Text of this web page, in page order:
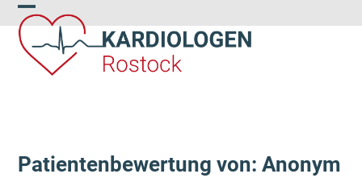
Skip
to
content
Open
mobile
menu
Close
mobile
menu
Patientenbewertung von: Anonym